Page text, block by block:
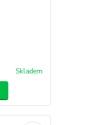
Skladem